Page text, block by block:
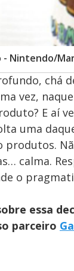
- Nintendo/
chá
vez,
E aí
uma
produtos.
calma.
o
essa
parceiro